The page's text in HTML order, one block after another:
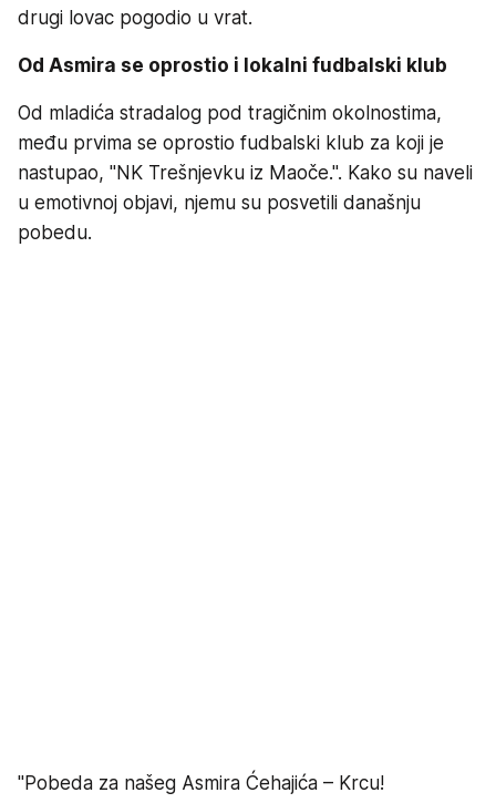
drugi lovac pogodio u vrat.
Od Asmira se oprostio i lokalni fudbalski klub
Od mladića stradalog pod tragičnim okolnostima,
među prvima se oprostio fudbalski klub za koji je
nastupao, "NK Trešnjevku iz Maoče.". Kako su naveli
u emotivnoj objavi, njemu su posvetili današnju
pobedu.
"Pobeda za našeg Asmira Ćehajića – Krcu!